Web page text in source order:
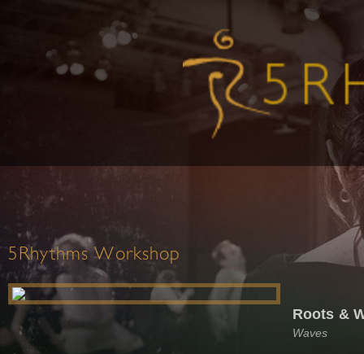
5Rhythms Workshop
Roots &
Waves